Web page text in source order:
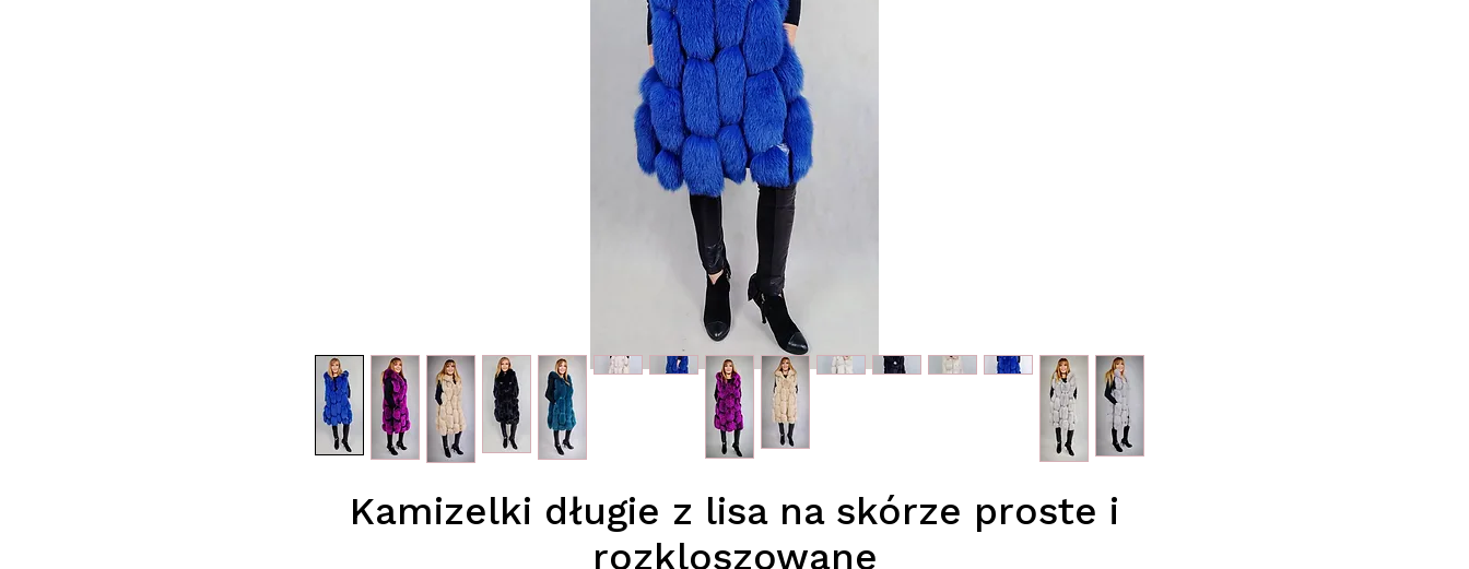
Kamizelki długie z lisa na skórze proste i
rozkloszowane